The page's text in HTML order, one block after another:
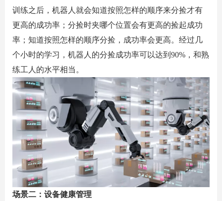
训练之后，机器人就会知道按照怎样的顺序来分捡才有
更高的成功率；分捡时夹哪个位置会有更高的捡起成功
率；知道按照怎样的顺序分捡，成功率会更高。经过几
个小时的学习，机器人的分捡成功率可以达到 90% ，和熟
练工人的水平相当。
场景二：设备健康管理